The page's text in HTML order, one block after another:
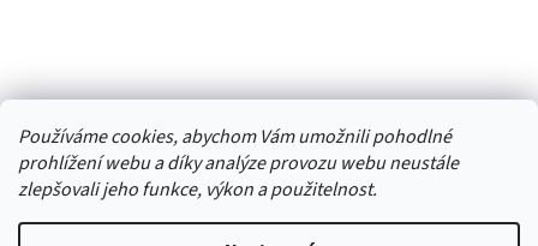
Používáme cookies, abychom Vám umožnili pohodlné
prohlížení webu a díky analýze provozu webu neustále
zlepšovali jeho funkce, výkon a použitelnost.